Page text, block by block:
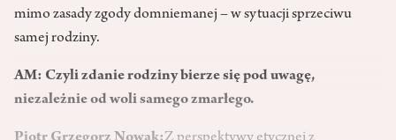
mimo zasady zgody domniemanej – w sytuacji sprzeciwu
samej rodziny.
AM: Czyli zdanie rodziny bierze się pod uwagę,
niezależnie od woli samego zmarłego.